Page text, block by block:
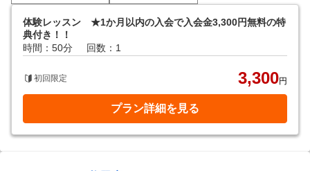
体験レッスン ★1か月以内の入会で入会金3,300円無料の特
典付き！！
時間：50分
回数：1
初回限定 3,300円
プラン詳細を見る